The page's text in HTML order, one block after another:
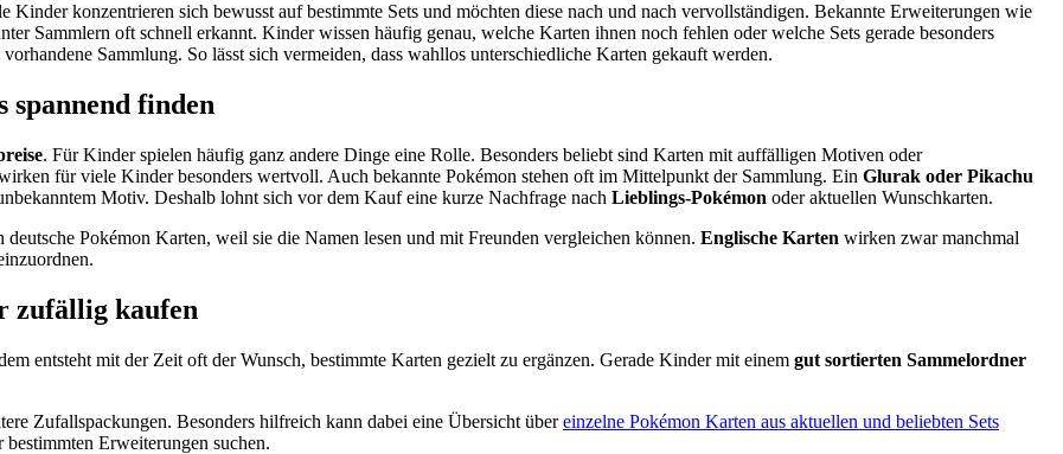
konzentrieren sich bewusst auf bestimmte Sets und möchten diese nach und nach vervollständigen. Bekannte Erweiterungen wie
Sammlern oft schnell erkannt. Kinder wissen häufig genau, welche Karten ihnen noch fehlen oder welche Sets gerade besonders
Sammlung. So lässt sich vermeiden, dass wahllos unterschiedliche Karten gekauft werden.
spannend finden
. Für Kinder spielen häufig ganz andere Dinge eine Rolle. Besonders beliebt sind Karten mit auffälligen Motiven oder
für viele Kinder besonders wertvoll. Auch bekannte Pokémon stehen oft im Mittelpunkt der Sammlung. Ein Glurak oder Pikachu
Motiv. Deshalb lohnt sich vor dem Kauf eine kurze Nachfrage nach Lieblings-Pokémon oder aktuellen Wunschkarten.
Pokémon Karten, weil sie die Namen lesen und mit Freunden vergleichen können. Englische Karten wirken zwar manchmal
zufällig kaufen
entsteht mit der Zeit oft der Wunsch, bestimmte Karten gezielt zu ergänzen. Gerade Kinder mit einem gut sortierten Sammelordner
Zufallspackungen. Besonders hilfreich kann dabei eine Übersicht übereinzelne Pokémon Karten aus aktuellen und beliebten Sets
Erweiterungen suchen.